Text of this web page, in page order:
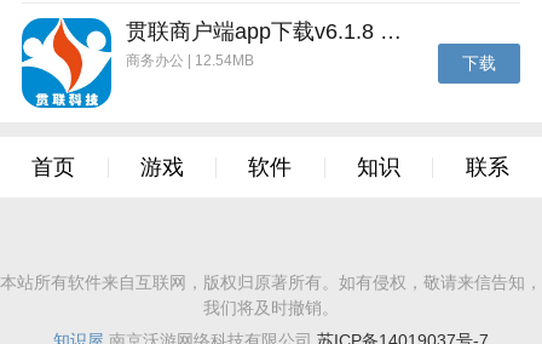
贯联商户端app下载v6.1.8 安卓版
商务办公 | 12.54MB 下载
首页 游戏 软件 知识 联系
本站所有软件来自互联网，版权归原著所有。如有侵权，敬请来信告知，
我们将及时撤销。